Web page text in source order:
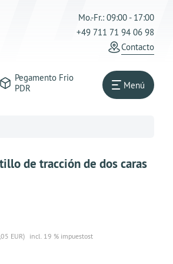
Mo.-Fr.: 09:00 - 17:00
+49 711 71 94 06 98
Contacto
Pegamento Frio
PDR
Menú
de tracción de dos caras
EUR) incl. 19 % impuestost